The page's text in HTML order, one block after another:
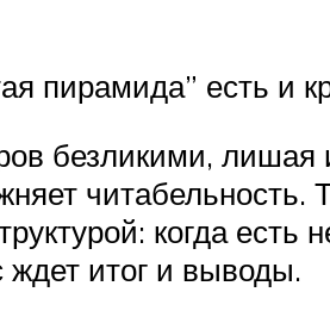
пирамида” есть и
безликими,
когда
ждет итог и выводы.